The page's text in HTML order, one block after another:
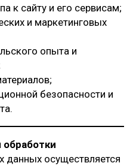
к сайту и его сервисам;
и маркетинговых
опыта и
безопасности и
данных осуществляется